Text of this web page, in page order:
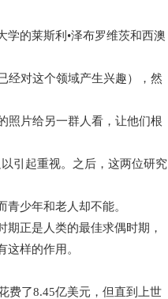
的莱斯利•泽布罗维茨和西澳
经对这个领域产生兴趣），然
照片给另一群人看，让他们根
引起重视。之后，这两位研究
少年和老人却不能。
正是人类的最佳求偶时期，
样的作用。
费了8.45亿美元，但直到上世